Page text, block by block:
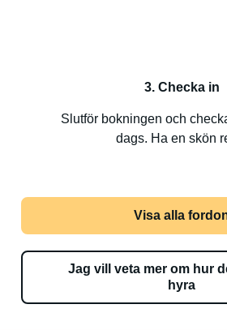
3. Checka in
Slutför bokningen och
dags. Ha en skön
Visa alla
Jag vill veta mer om hur
hyra